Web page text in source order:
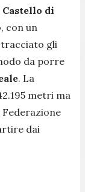
Castello di
con un
tracciato gli
da porre
. La
metri ma
Federazione
dai